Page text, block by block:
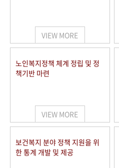
VIEW MORE
노인복지정책 체계 정립 및 정
책기반 마련
VIEW MORE
보건복지 분야 정책 지원을 위
한 통계 개발 및 제공